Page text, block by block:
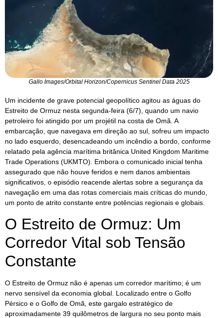
Gallo Images/Orbital Horizon/Copernicus Sentinel Data 2025
Um incidente de grave potencial geopolítico agitou as águas do
Estreito de Ormuz nesta segunda-feira (6/7), quando um navio
petroleiro foi atingido por um projétil na costa de Omã. A
embarcação, que navegava em direção ao sul, sofreu um impacto
no lado esquerdo, desencadeando um incêndio a bordo, conforme
relatado pela agência marítima britânica United Kingdom Maritime
Trade Operations (UKMTO). Embora o comunicado inicial tenha
assegurado que não houve feridos e nem danos ambientais
significativos, o episódio reacende alertas sobre a segurança da
navegação em uma das rotas comerciais mais críticas do mundo,
um ponto de atrito constante entre potências regionais e globais.
O Estreito de Ormuz: Um
Corredor Vital sob Tensão
Constante
O Estreito de Ormuz não é apenas um corredor marítimo; é um
nervo sensível da economia global. Localizado entre o Golfo
Pérsico e o Golfo de Omã, este gargalo estratégico de
aproximadamente 39 quilômetros de largura no seu ponto mais